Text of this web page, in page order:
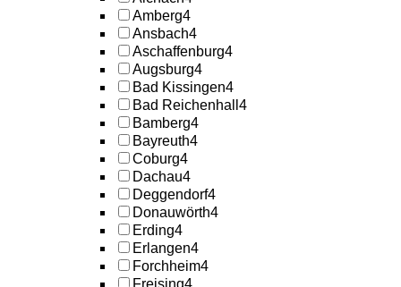
Amberg4
Ansbach4
Aschaffenburg4
Augsburg4
Bad Kissingen4
Bad Reichenhall 4
Bamberg4
Bayreuth4
Coburg4
Dachau4
Deggendorf4
Donauwörth4
Erding4
Erlangen4
Forchheim4
Freising4